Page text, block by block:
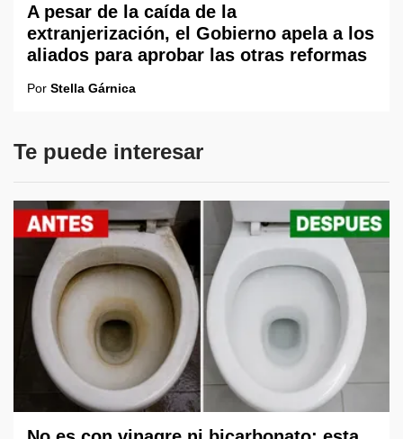
A pesar de la caída de la
extranjerización, el Gobierno apela a los
aliados para aprobar las otras reformas
Por Stella Gárnica
Te puede interesar